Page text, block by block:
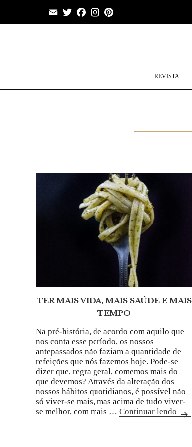
EmailTwitter
Facebook
Instagram
REVISTA
TER MAIS VIDA, MAIS SAÚDE E MAIS
TEMPO
Na pré-história, de acordo com aquilo que
nos conta esse período, os nossos
antepassados não faziam a quantidade de
refeições que nós fazemos hoje. Pode-se
dizer que, regra geral, comemos mais do
que devemos? Através da alteração dos
nossos hábitos quotidianos, é possível não
só viver-se mais, mas acima de tudo viver-
se melhor, com mais … Continuar lendo